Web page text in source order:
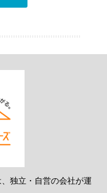
独立・自営の会社が運